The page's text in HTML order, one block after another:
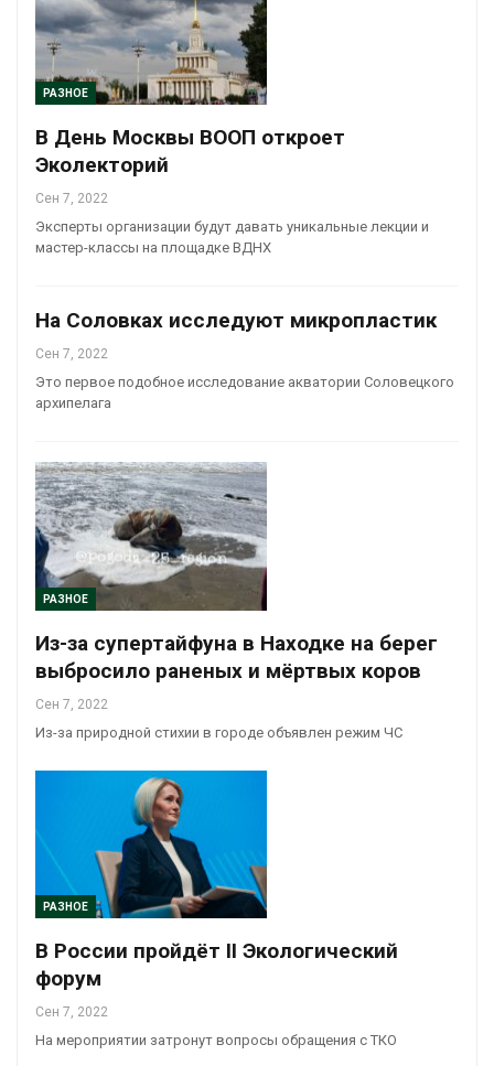
РАЗНОЕ
В День Москвы ВООП откроет
Эколекторий
Сен 7, 2022
Эксперты организации будут давать уникальные лекции и
мастер-классы на площадке ВДНХ
На Соловках исследуют микропластик
Сен 7, 2022
Это первое подобное исследование акватории Соловецкого
архипелага
РАЗНОЕ
Из-за супертайфуна в Находке на берег
выбросило раненых и мёртвых коров
Сен 7, 2022
Из-за природной стихии в городе объявлен режим ЧС
РАЗНОЕ
В России пройдёт II Экологический
форум
Сен 7, 2022
На мероприятии затронут вопросы обращения с ТКО